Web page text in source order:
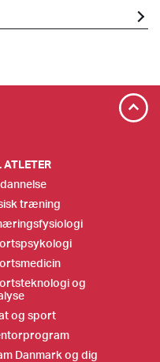
ATLETER
træning
og
og sport
Danmark og dig